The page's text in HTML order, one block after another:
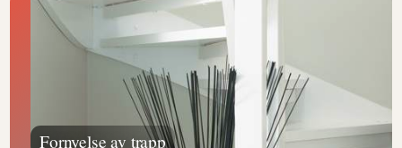
Fornyelse av trapp